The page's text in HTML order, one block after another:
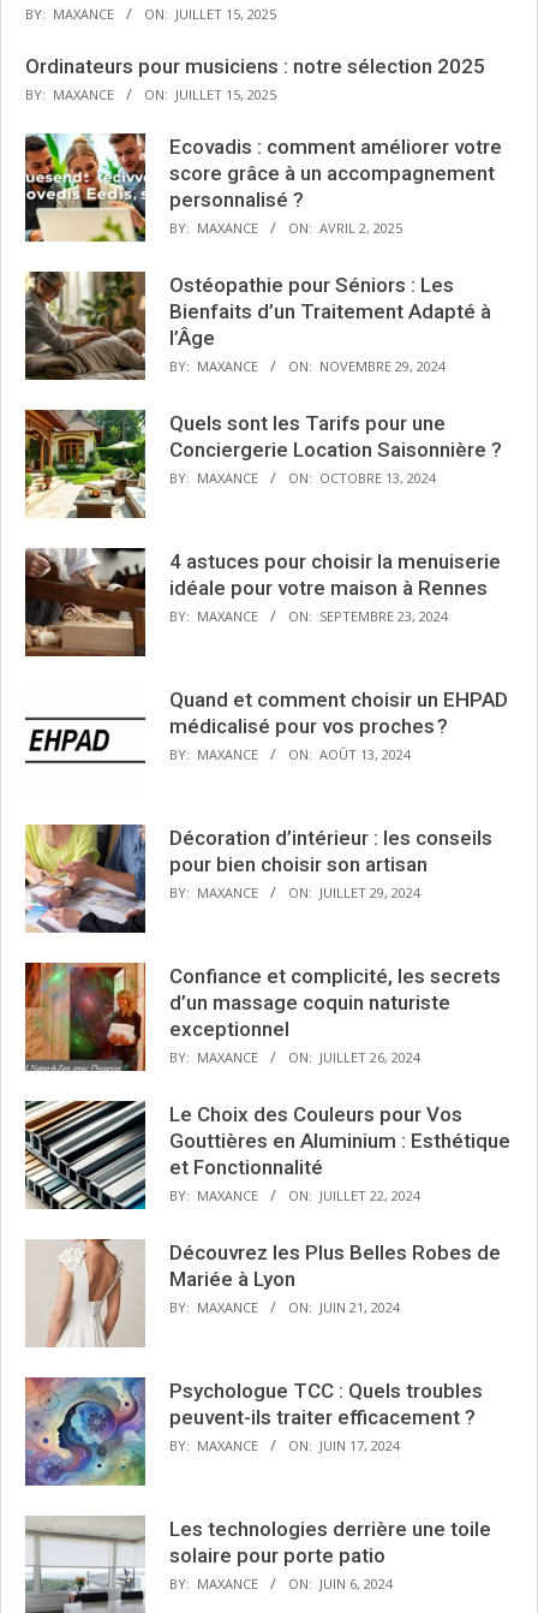
BY: MAXANCE ON: JUILLET 15, 2025
Ordinateurs pour musiciens : notre sélection 2025
BY: MAXANCE ON: JUILLET 15, 2025
Ecovadis : comment améliorer votre
score grâce à un accompagnement
personnalisé ?
BY: MAXANCE ON: AVRIL 2, 2025
Ostéopathie pour Séniors : Les
Bienfaits d’un Traitement Adapté à
l’Âge
BY: MAXANCE ON: NOVEMBRE 29, 2024
Quels sont les Tarifs pour une
Conciergerie Location Saisonnière ?
BY: MAXANCE ON: OCTOBRE 13, 2024
4 astuces pour choisir la menuiserie
idéale pour votre maison à Rennes
BY: MAXANCE ON: SEPTEMBRE 23, 2024
Quand et comment choisir un EHPAD
médicalisé pour vos proches ?
BY: MAXANCE ON: AOÛT 13, 2024
Décoration d’intérieur : les conseils
pour bien choisir son artisan
BY: MAXANCE ON: JUILLET 29, 2024
Confiance et complicité, les secrets
d’un massage coquin naturiste
exceptionnel
BY: MAXANCE ON: JUILLET 26, 2024
Le Choix des Couleurs pour Vos
Gouttières en Aluminium : Esthétique
et Fonctionnalité
BY: MAXANCE ON: JUILLET 22, 2024
Découvrez les Plus Belles Robes de
Mariée à Lyon
BY: MAXANCE ON: JUIN 21, 2024
Psychologue TCC : Quels troubles
peuvent-ils traiter efficacement ?
BY: MAXANCE ON: JUIN 17, 2024
Les technologies derrière une toile
solaire pour porte patio
BY: MAXANCE ON: JUIN 6, 2024